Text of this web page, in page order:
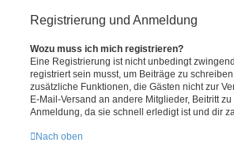
Registrierung und Anmeldung
Wozu muss ich mich registrieren?
Eine Registrierung ist nicht unbedingt
registriert sein musst, um Beiträge zu
zusätzliche Funktionen, die Gästen nicht zur
E-Mail-Versand an andere Mitglieder, Beitritt
Anmeldung, da sie schnell erledigt ist und dir
Nach oben